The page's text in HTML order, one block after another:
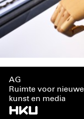
AG
Ruimte voor nieuwe
kunst en media